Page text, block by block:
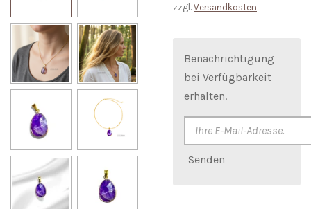
zzgl. Versandkosten
Benachrichtigung
bei Verfügbarkeit
erhalten.
Senden